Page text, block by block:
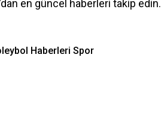
en güncel haberleri takip edin.
Haberleri Spor